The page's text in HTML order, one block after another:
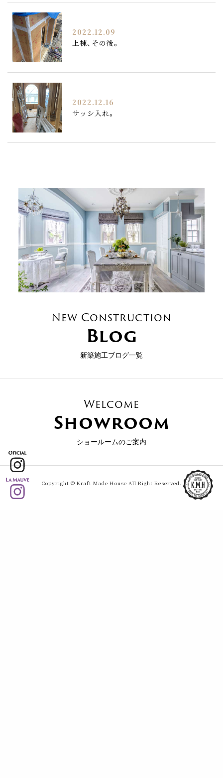
2022.12.09
上棟、その後。
2022.12.16
サッシ入れ。
New Construction
Blog
新築施工ブログ一覧
Welcome
Showroom
ショールームのご案内
Copyright © Kraft Made House All Right Reserved.